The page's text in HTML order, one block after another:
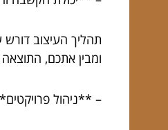
תהליך העיצוב
ומבין אתכם,
– **ניהול